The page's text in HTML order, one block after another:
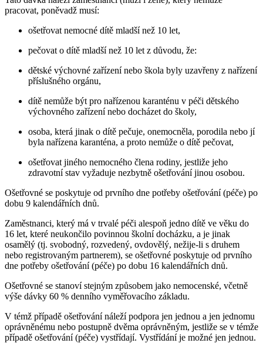
pracovat, poněvadž musí:
ošetřovat nemocné dítě mladší než 10 let,
pečovat o dítě mladší než 10 let z důvodu, že:
dětské výchovné zařízení nebo škola byly uzavřeny z nařízení
příslušného orgánu,
dítě nemůže být pro nařízenou karanténu v péči dětského
výchovného zařízení nebo docházet do školy,
osoba, která jinak o dítě pečuje, onemocněla, porodila nebo jí
byla nařízena karanténa, a proto nemůže o dítě pečovat,
ošetřovat jiného nemocného člena rodiny, jestliže jeho
zdravotní stav vyžaduje nezbytně ošetřování jinou osobou.
Ošetřovné se poskytuje od prvního dne potřeby ošetřování (péče) po
dobu 9 kalendářních dnů.
Zaměstnanci, který má v trvalé péči alespoň jedno dítě ve věku do
16 let, které neukončilo povinnou školní docházku, a je jinak
osamělý (tj. svobodný, rozvedený, ovdovělý, nežije-li s druhem
nebo registrovaným partnerem), se ošetřovné poskytuje od prvního
dne potřeby ošetřování (péče) po dobu 16 kalendářních dnů.
Ošetřovné se stanoví stejným způsobem jako nemocenské, včetně
výše dávky 60 % denního vyměřovacího základu.
V témž případě ošetřování náleží podpora jen jednou a jen jednomu
oprávněnému nebo postupně dvěma oprávněným, jestliže se v témže
případě ošetřování (péče) vystřídají. Vystřídání je možné jen jednou.